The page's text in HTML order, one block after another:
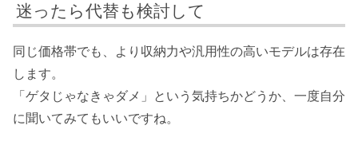
迷ったら代替も検討して
同じ価格帯でも、より収納力や汎用性の高いモデルは存在
します。
「ゲタじゃなきゃダメ」という気持ちかどうか、一度自分
に聞いてみてもいいですね。